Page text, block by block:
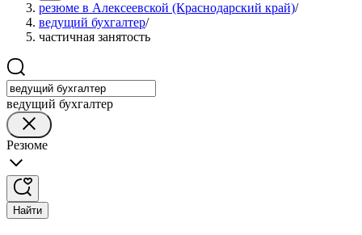
резюме в Алексеевской (Краснодарский край)/
ведущий бухгалтер/
частичная занятость
ведущий бухгалтер
Резюме
Найти